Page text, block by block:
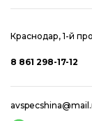
Краснодар, 1-й
8 861 298-17-12